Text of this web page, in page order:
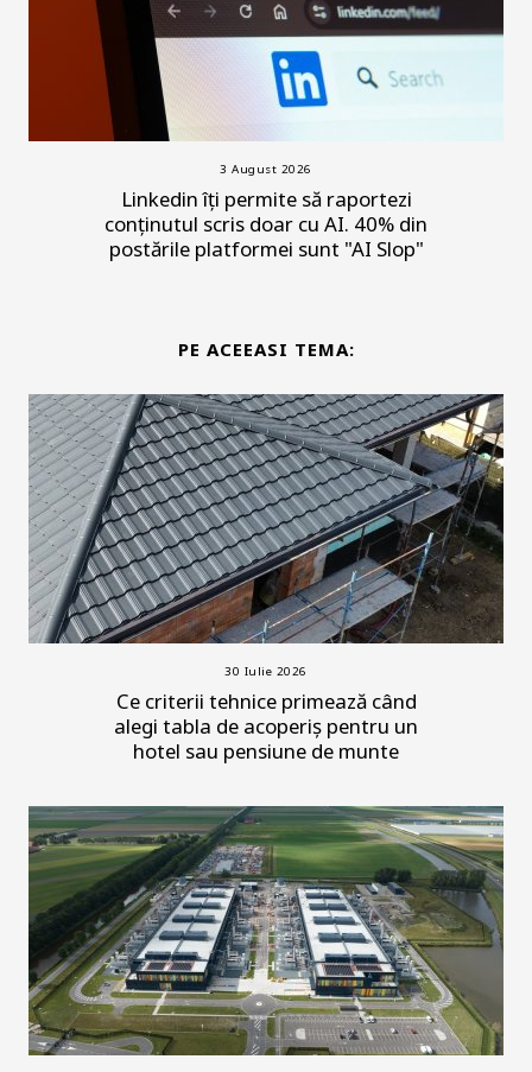
3 August 2026
Linkedin îți permite să raportezi
conținutul scris doar cu AI. 40% din
postările platformei sunt "AI Slop"
PE ACEEASI TEMA:
30 Iulie 2026
Ce criterii tehnice primează când
alegi tabla de acoperiș pentru un
hotel sau pensiune de munte